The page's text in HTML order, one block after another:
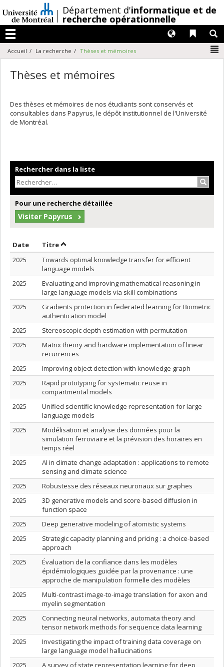
au
contenu
/Département d'informatique et de
recherche opérationnelle
Menu
Liens
Langues
Accueil La recherche Thèses et mémoires
Thèses et mémoires
Des thèses et mémoires de nos étudiants sont conservés et
consultables dans Papyrus, le dépôt institutionnel de l'Université
de Montréal.
Rechercher dans la liste
Pour une recherche détaillée
Visiter Papyrus
Date Trier par date en ordre croissant
TitreTrier par titre en ordre croissant
2025
Towards optimal knowledge transfer for efficient
language models
2025
Evaluating and improving mathematical reasoning in
large language models via skill combinations
2025
Gradients protection in federated learning for Biometric
authentication model
2025
Stereoscopic depth estimation with permutation
2025
Matrix theory and hardware implementation of linear
recurrences
2025
Improving object detection with knowledge graph
2025
Rapid prototyping for systematic reuse in
compartmental models
2025
Unified scientific knowledge representation for large
language models
2025
Modélisation et analyse des données pour la
simulation ferroviaire et la prévision des horaires en
temps réel
2025
AI in climate change adaptation : applications to remote
sensing and climate science
2025
Robustesse des réseaux neuronaux sur graphes
2025
3D generative models and score-based diffusion in
function space
2025
Deep generative modeling of atomistic systems
2025
Strategic capacity planning and pricing : a choice-based
approach
2025
Évaluation de la confiance dans les modèles
épidémiologiques guidée par la provenance : une
approche de manipulation formelle des modèles
2025
Multi-contrast image-to-image translation for axon and
myelin segmentation
2025
Connecting neural networks, automata theory and
tensor network methods for sequence data learning
2025
Investigating the impact of training data coverage on
large language model hallucinations
2025
A survey of state representation learning for deep